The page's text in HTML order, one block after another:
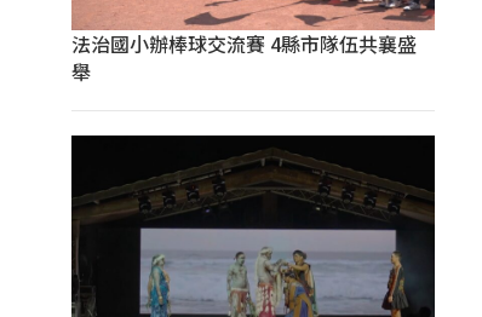
法治國小辦棒球交流賽 4縣市隊伍共襄盛
舉